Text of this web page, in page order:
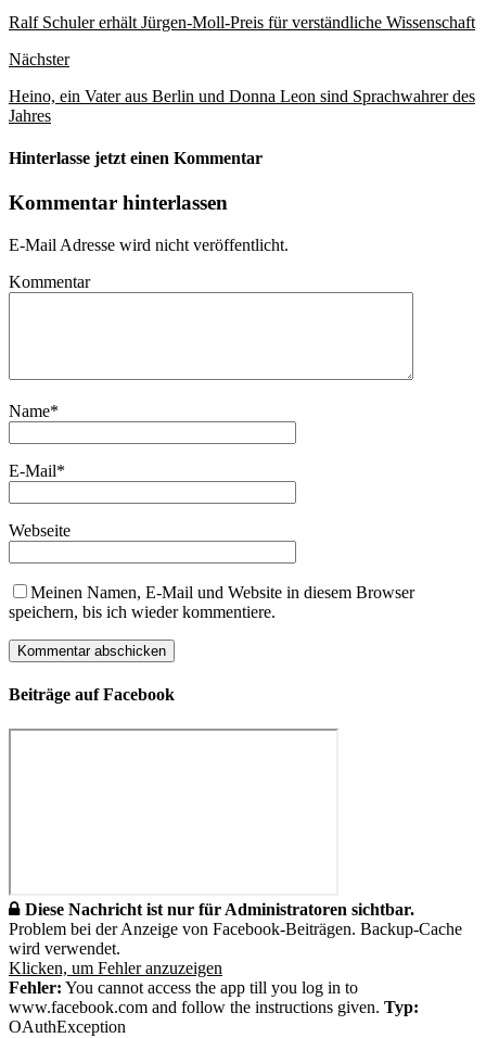
Ralf Schuler erhält Jürgen-Moll-Preis für verständliche Wissenschaft
Nächster
Heino, ein Vater aus Berlin und Donna Leon sind Sprachwahrer des
Jahres
Hinterlasse jetzt einen Kommentar
Kommentar hinterlassen
E-Mail Adresse wird nicht veröffentlicht.
Kommentar
Name*
E-Mail*
Webseite
Meinen Namen, E-Mail und Website in diesem Browser
speichern, bis ich wieder kommentiere.
Beiträge auf Facebook
Diese Nachricht ist nur für Administratoren sichtbar.
Problem bei der Anzeige von Facebook-Beiträgen. Backup-Cache
wird verwendet.
Klicken, um Fehler anzuzeigen
Fehler: You cannot access the app till you log in to
www.facebook.com and follow the instructions given. Typ:
OAuthException